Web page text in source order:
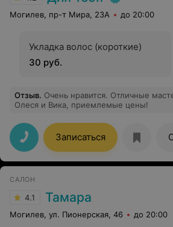
Могилев, пр-т Мира, 23А до 20:00
Укладка волос (короткие)
30 руб.
Отзыв. Очень нравится. Отличные
Олеся и Вика, приемлемые цены!
Записаться
САЛОН
4.1 Тамара
Могилев, ул. Пионерская, 46 до 20:00